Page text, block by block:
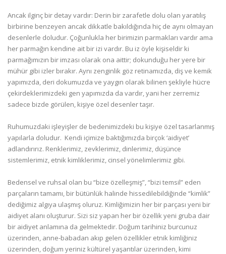
Ancak ilginç bir detay vardır: Derin bir zarafetle dolu olan yaratılış
birbirine benzeyen ancak dikkatle bakıldığında hiç de aynı olmayan
desenlerle doludur. Çoğunlukla her birimizin parmakları vardır ama
her parmağın kendine ait bir izi vardır. Bu iz öyle kişiseldir ki
parmağımızın bir imzası olarak ona aittir; dokunduğu her yere bir
mühür gibi izler bırakır. Aynı zenginlik göz retinamızda, diş ve kemik
yapımızda, deri dokumuzda ve yaygın olarak bilinen şekliyle hücre
çekirdeklerimizdeki gen yapımızda da vardır, yani her zerremiz
sadece bizde görülen, kişiye özel desenler taşır.
Ruhumuzdaki işleyişler de bedenimizdeki bu kişiye özel tasarlanmış
yapılarla doludur. Kendi içimize baktığımızda birçok ‘aidiyet’
adlandırırız. Renklerimiz, zevklerimiz, dinlerimiz, düşünce
sistemlerimiz, etnik kimliklerimiz, cinsel yönelimlerimiz gibi.
Bedensel ve ruhsal olan bu “bize özelleşmiş”, “bizi temsil” eden
parçaların tamamı, bir bütünlük halinde hissedilebildiğinde “kimlik”
dediğimiz algıya ulaşmış oluruz. Kimliğimizin her bir parçası yeni bir
aidiyet alanı oluşturur. Sizi siz yapan her bir özellik yeni gruba dair
bir aidiyet anlamına da gelmektedir. Doğum tarihiniz burcunuz
üzerinden, anne-babadan akıp gelen özellikler etnik kimliğiniz
üzerinden, doğum yeriniz kültürel yaşantılar üzerinden, kimi